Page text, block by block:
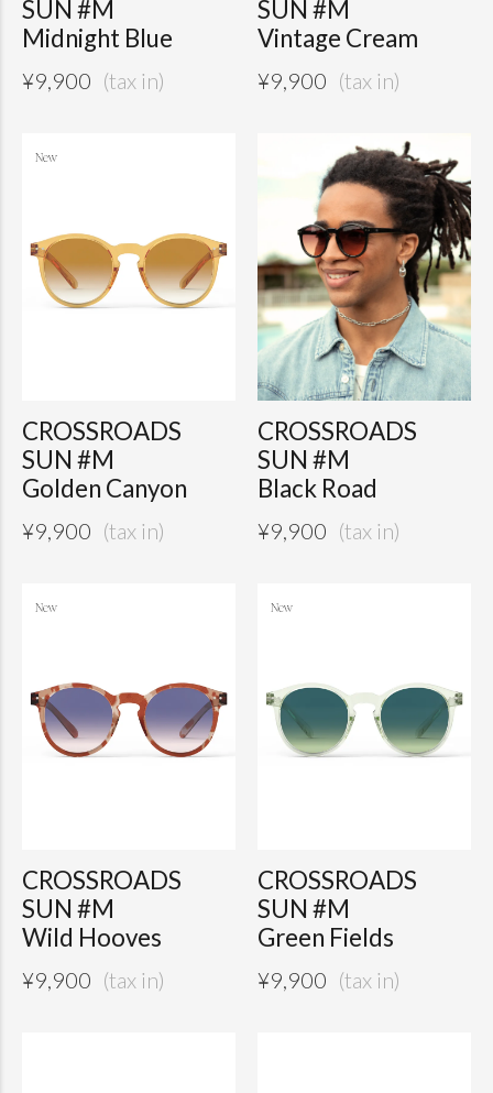
SUN #M
Midnight Blue
¥9,900
SUN #M
Vintage Cream
¥9,900
CROSSROADS
SUN #M
Golden Canyon
¥9,900
CROSSROADS
SUN #M
Black Road
¥9,900
CROSSROADS
SUN #M
Wild Hooves
¥9,900
CROSSROADS
SUN #M
Green Fields
¥9,900